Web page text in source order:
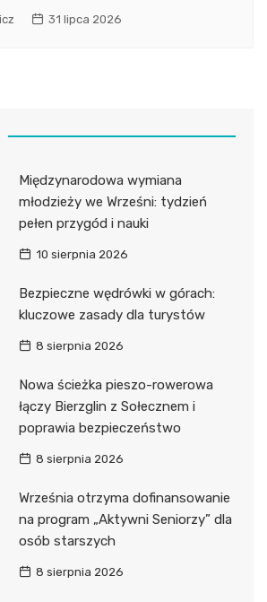
31 lipca 2026
Międzynarodowa wymiana
młodzieży we Wrześni: tydzień
pełen przygód i nauki
10 sierpnia 2026
Bezpieczne wędrówki w górach:
kluczowe zasady dla turystów
8 sierpnia 2026
Nowa ścieżka pieszo-rowerowa
łączy Bierzglin z Sołecznem i
poprawia bezpieczeństwo
8 sierpnia 2026
Września otrzyma dofinansowanie
na program „Aktywni Seniorzy” dla
osób starszych
8 sierpnia 2026